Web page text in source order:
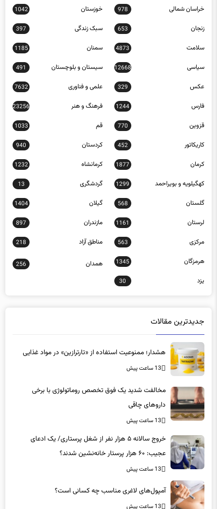
خراسان شمالی 978 خوزستان 1042
زنجان 653 سبک زندگی 397
سلامت 4873 سمنان 1185
سیاسی 12668 سیستان و بلوچستان 491
عکس 329 علمی و فناوری 7632
فارس 1244 فرهنگ و هنر 23256
قزوین 770 قم 1033
کاریکاتور 452 کردستان 940
کرمان 1877 کرمانشاه 1232
کهگیلویه و بویراحمد 1299 گردشگری 13
گلستان 568 گیلان 1404
لرستان 1161 مازندران 897
مرکزی 563 مناطق آزاد 218
هرمزگان 1345 همدان 256
یزد 30
جدیدترین مقالات
هشدار؛ ممنوعیت استفاده از «تارترازین» در مواد غذایی
13 ساعت پیش
مخالفت شدید یک فوق تخصص روماتولوژی با برخی
داروهای چاقی
13 ساعت پیش
خروج سالانه ۵ هزار نفر از شغل پرستاری/ یک ادعای
عجیب: ۶۰ هزار پرستار خانه‌نشین شدند؟
13 ساعت پیش
آمپول‌های لاغری مناسب چه کسانی است؟
13 ساعت پیش